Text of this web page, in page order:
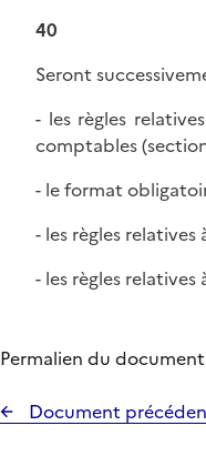
40
Seront
- les règles
comptables
- le format
- les règles
- les règles
Permalien du
Document